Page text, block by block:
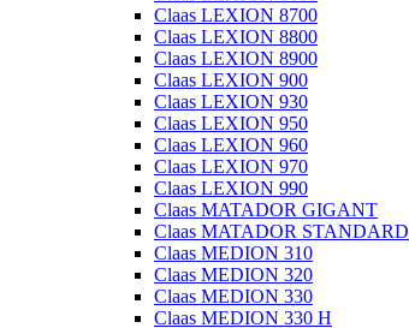
Claas LEXION 8700
Claas LEXION 8800
Claas LEXION 8900
Claas LEXION 900
Claas LEXION 930
Claas LEXION 950
Claas LEXION 960
Claas LEXION 970
Claas LEXION 990
Claas MATADOR GIGANT
Claas MATADOR STANDARD
Claas MEDION 310
Claas MEDION 320
Claas MEDION 330
Claas MEDION 330 H